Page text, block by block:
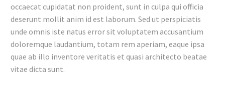
occaecat cupidatat non proident, sunt in culpa qui officia
deserunt mollit anim id est laborum. Sed ut perspiciatis
unde omnis iste natus error sit voluptatem accusantium
doloremque laudantium, totam rem aperiam, eaque ipsa
quae ab illo inventore veritatis et quasi architecto beatae
vitae dicta sunt.